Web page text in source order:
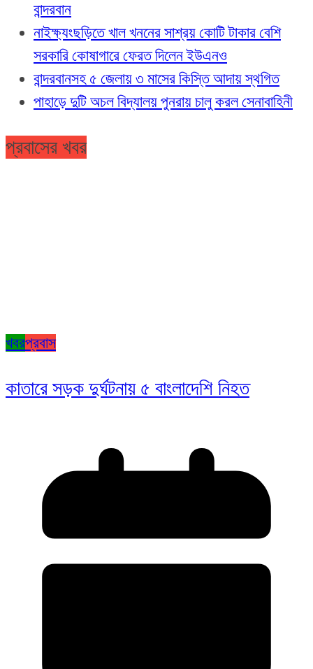
বান্দরবান
নাইক্ষ্যংছড়িতে খাল খননের সাশ্রয় কোটি টাকার বেশি
সরকারি কোষাগারে ফেরত দিলেন ইউএনও
বান্দরবানসহ ৫ জেলায় ৩ মাসের কিস্তি আদায় স্থগিত
পাহাড়ে দুটি অচল বিদ্যালয় পুনরায় চালু করল সেনাবাহিনী
প্রবাসের খবর
খবরপ্রবাস
কাতারে সড়ক দুর্ঘটনায় ৫ বাংলাদেশি নিহত